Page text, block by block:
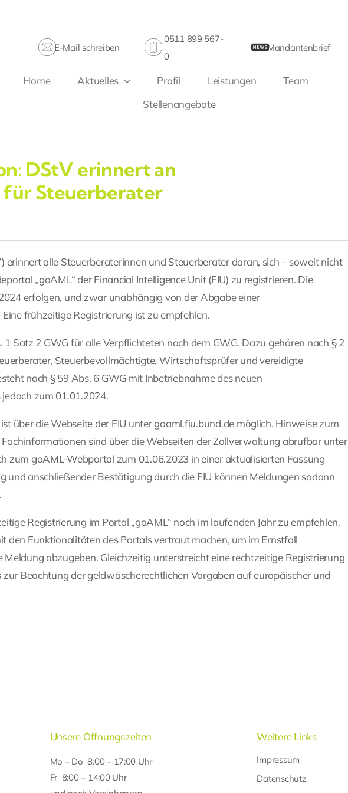
E-Mail schreiben
0511 899 567-
0
Mandantenbrief
Home Aktuelles Profil Leistungen
Team
Stellenangebote
DStV erinnert an
Steuerberater
alle Steuerberaterinnen und Steuerberater daran, sich – soweit nicht
„goAML“ der Financial Intelligence Unit (FIU) zu registrieren. Die
erfolgen, und zwar unabhängig von der Abgabe einer
frühzeitige Registrierung ist zu empfehlen.
Satz 2 GWG für alle Verpflichteten nach dem GWG. Dazu gehören nach § 2
Steuerbevollmächtigte, Wirtschaftsprüfer und vereidigte
nach § 59 Abs. 6 GWG mit Inbetriebnahme des neuen
zum 01.01.2024.
über die Webseite der FIU unter goaml.fiu.bund.de möglich. Hinweise zum
sind über die Webseiten der Zollverwaltung abrufbar unter
zum goAML-Webportal zum 01.06.2023 in einer aktualisierten Fassung
und anschließender Bestätigung durch die FIU können Meldungen sodann
Registrierung im Portal „goAML“ noch im laufenden Jahr zu empfehlen.
den Funktionalitäten des Portals vertraut machen, um im Ernstfall
abzugeben. Gleichzeitig unterstreicht eine rechtzeitige Registrierung
Beachtung der geldwäscherechtlichen Vorgaben auf europäischer und
Unsere Öffnungszeiten
Mo – Do 8:00 – 17:00 Uhr
Fr 8:00 – 14:00 Uhr
Weitere Links
Impressum
Datenschutz